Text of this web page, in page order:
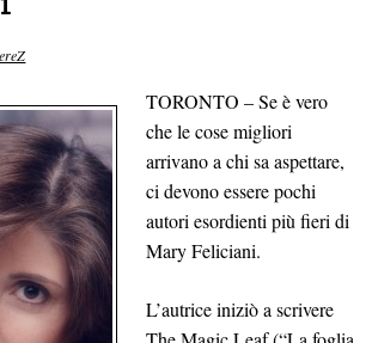
TORONTO – Se è vero
che le cose migliori
arrivano a chi sa aspettare,
ci devono essere pochi
autori esordienti più fieri di
Mary Feliciani.
L’autrice iniziò a scrivere